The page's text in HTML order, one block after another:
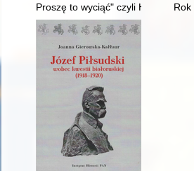
Proszę to wyciąć" czyli HistoriaRok